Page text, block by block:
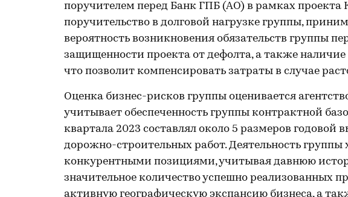
поручителем перед Банк ГПБ (АО) в рамках проекта
поручительство в долговой нагрузке группы,
вероятность возникновения обязательств группы
защищенности проекта от дефолта, а также
что позволит компенсировать затраты в случае
Оценка бизнес-рисков группы оценивается
учитывает обеспеченность группы контрактной
квартала 2023 составлял около 5 размеров годовой
дорожно-строительных работ. Деятельность
конкурентными позициями, учитывая давнюю
значительное количество успешно реализованных
активную географическую экспансию бизнеса, а